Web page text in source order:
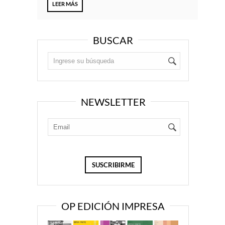
LEER MÁS
BUSCAR
NEWSLETTER
OP EDICIÓN IMPRESA